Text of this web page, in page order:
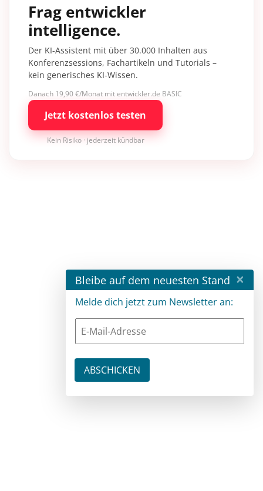
Frag entwickler
intelligence.
Der KI-Assistent mit über 30.000 Inhalten aus
Konferenzsessions, Fachartikeln und Tutorials –
kein generisches KI-Wissen.
Danach 19,90 €/Monat mit entwickler.de BASIC
Jetzt kostenlos testen
Kein Risiko · jederzeit kündbar
Bleibe auf dem neuesten Stand ×
Melde dich jetzt zum Newsletter an: